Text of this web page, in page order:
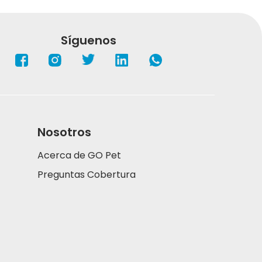
Síguenos
Nosotros
Acerca de GO Pet
Preguntas Cobertura